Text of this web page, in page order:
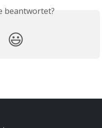
beantwortet?
😃